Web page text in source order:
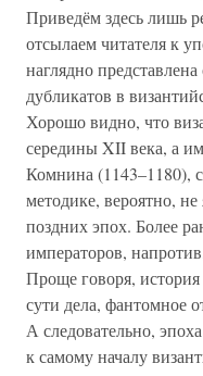
Приведём здесь лишь
отсылаем читателя к
наглядно
дубликатов в
Хорошо видно, что
середины XII века, а
Комнина (1143–1180),
методике, вероятно,
поздних эпох. Более
императоров,
Проще говоря,
сути дела, фантомное
А следовательно,
к самому началу